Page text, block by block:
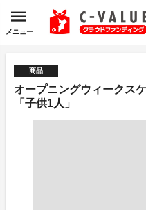
メニュー
商品
オープニングウィークス
「子供1人」